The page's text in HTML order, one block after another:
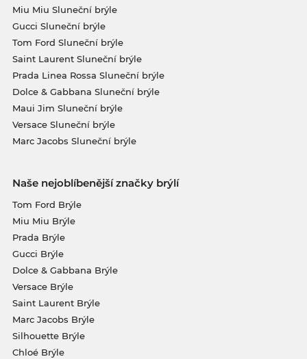
Miu Miu Sluneční brýle
Gucci Sluneční brýle
Tom Ford Sluneční brýle
Saint Laurent Sluneční brýle
Prada Linea Rossa Sluneční brýle
Dolce & Gabbana Sluneční brýle
Maui Jim Sluneční brýle
Versace Sluneční brýle
Marc Jacobs Sluneční brýle
Naše nejoblíbenější značky brýlí
Tom Ford Brýle
Miu Miu Brýle
Prada Brýle
Gucci Brýle
Dolce & Gabbana Brýle
Versace Brýle
Saint Laurent Brýle
Marc Jacobs Brýle
Silhouette Brýle
Chloé Brýle